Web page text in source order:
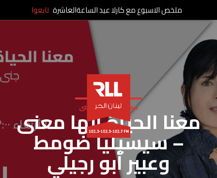
معنا الحياة الها معنى
معنا الحياة إلها معنى
– سيسيليا ضومط
وعبير أبو رجيلي
ملخص الاسبوع مع كارلا عيد الساعةالعاشرة تابعوا